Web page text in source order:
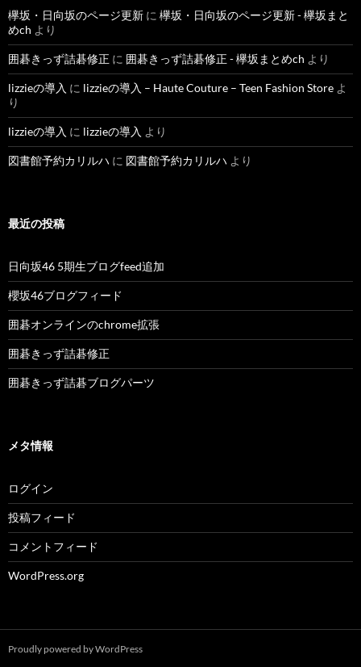
欅坂・日向坂のページ更新 に 欅坂・日向坂のページ更新 - 欅坂まと
めch より
囲碁きっず詰碁修正 に 囲碁きっず詰碁修正 - 欅坂まとめch より
lizzieの導入 に lizzieの導入 – Haute Couture – Teen Fashion Store よ
り
lizzieの導入 に lizzieの導入 より
図書館予約カリルハ に 図書館予約カリルハ より
最近の投稿
日向坂46 5期生ブログfeed追加
櫻坂46ブログフィード
囲碁オンラインのchrome拡張
囲碁きっず詰碁修正
囲碁きっず詰碁ブログパーツ
メタ情報
ログイン
投稿フィード
コメントフィード
WordPress.org
Proudly powered by WordPress